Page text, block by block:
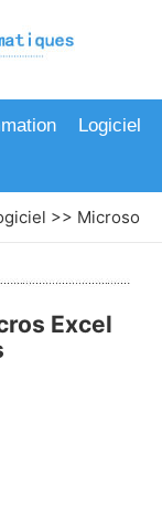
Logiciel
>> Microsoft
Excel